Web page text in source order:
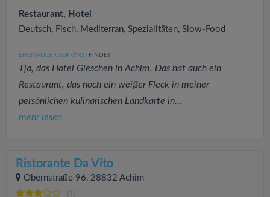
Restaurant, Hotel
Deutsch, Fisch, Mediterran, Spezialitäten, Slow-Food
EHEMALIGE USER (3742 ) FINDET:
Tja, das Hotel Gieschen in Achim. Das hat auch ein
Restaurant, das noch ein weißer Fleck in meiner
persönlichen kulinarischen Landkarte in...
mehr lesen
Ristorante Da Vito
Obernstraße 96, 28832 Achim